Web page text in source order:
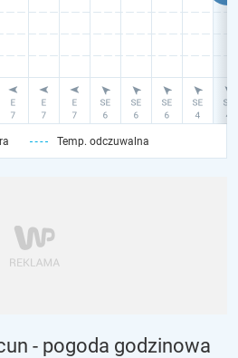
Temp. odczuwalna
- pogoda godzinowa